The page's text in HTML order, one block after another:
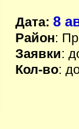
Дата: 8
Район:
Заявки:
Кол-во: